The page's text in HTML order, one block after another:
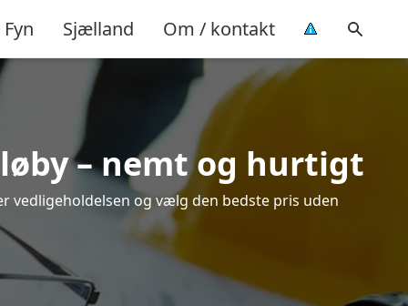
Fyn Sjælland Om / kontakt
– nemt og hurtigt
vedligeholdelsen og vælg den bedste pris uden